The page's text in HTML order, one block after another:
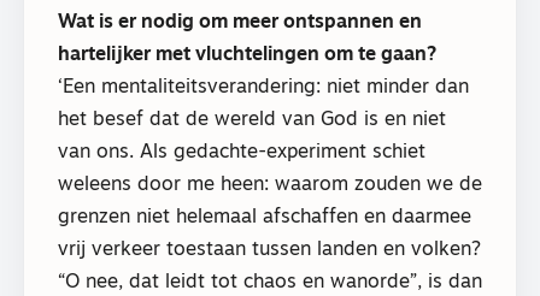
Wat is er nodig om meer ontspannen en
hartelijker met vluchtelingen om te gaan?
‘Een mentaliteitsverandering: niet minder dan
het besef dat de wereld van God is en niet
van ons. Als gedachte-experiment schiet
weleens door me heen: waarom zouden we de
grenzen niet helemaal afschaffen en daarmee
vrij verkeer toestaan tussen landen en volken?
“O nee, dat leidt tot chaos en wanorde”, is dan